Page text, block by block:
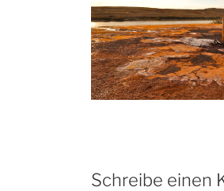
Schreibe einen